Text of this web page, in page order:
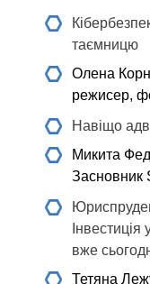
таємницю
Олена
режисер,
Навіщо
Микита
Засновник
вже
Тетяна